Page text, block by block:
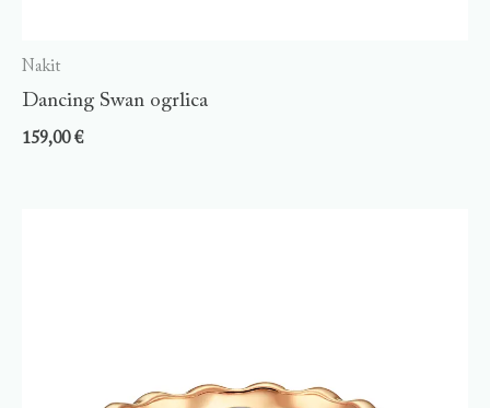
Nakit
Dancing Swan ogrlica
159,00€